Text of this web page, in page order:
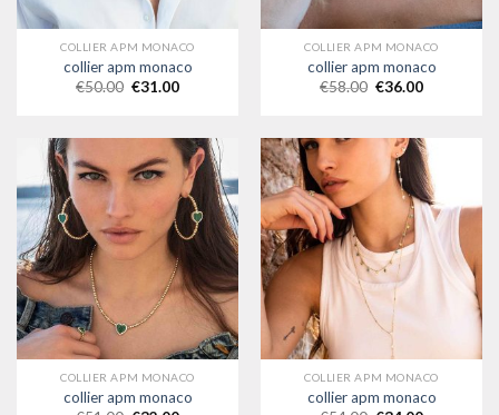
COLLIER APM MONACO
collier apm monaco
€50.00 €31.00
COLLIER APM MONACO
collier apm monaco
€58.00 €36.00
COLLIER APM MONACO
collier apm monaco
COLLIER APM MONACO
collier apm monaco